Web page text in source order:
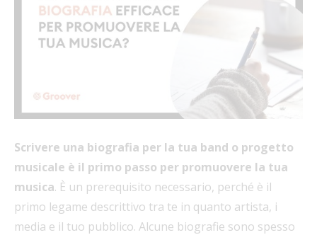
Scrivere una biografia per la tua band o progetto
musicale è il primo passo per promuovere la tua
musica. È un prerequisito necessario, perché è il
primo legame descrittivo tra te in quanto artista, i
media e il tuo pubblico. Alcune biografie sono spesso